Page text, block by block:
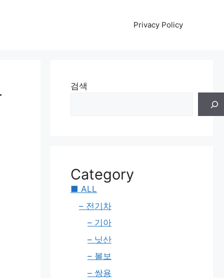
Privacy Policy
검색
Category
■ ALL
– 전기차
– 기아
– 닛산
– 볼보
– 쌍용